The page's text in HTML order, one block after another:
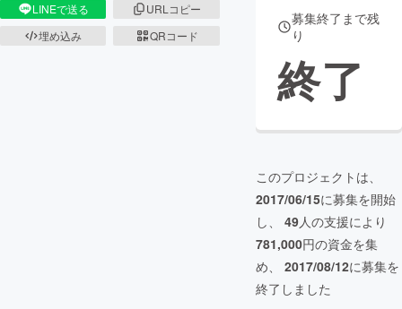
LINEで送る
URLコピー
埋め込み
QRコード
募集終了まで残
り
終了
このプロジェクトは、
2017/06/15に募集を開始
し、 49人の支援により
781,000円の資金を集
め、 2017/08/12に募集を
終了しました